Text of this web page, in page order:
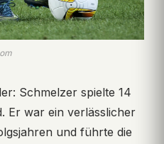
Schmelzer spielte 14
Er war ein verlässlicher
und führte die